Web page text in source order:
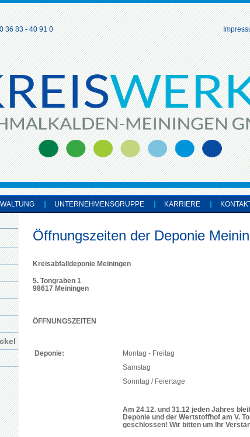
0 36 83 - 40 91 0
UNTERNEHMENSGRUPPE KARRIERE
Öffnungszeiten der Deponie
Kreisabfalldeponie Meiningen
5. Tongraben 1
98617 Meiningen
ÖFFNUNGSZEITEN
Deponie: Montag - Freitag
Samstag
Sonntag / Feiertage
Am 24.12. und 31.12 jeden Jahres
Deponie und der Wertstoffhof am V.
geschlossen! Wir bitten um Ihr